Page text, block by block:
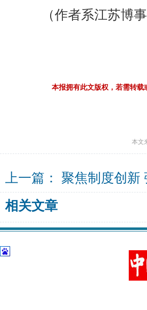
（作者系江苏博
本报拥有此文版权，若需转
本文
上一篇： 聚焦制度创新
相关文章